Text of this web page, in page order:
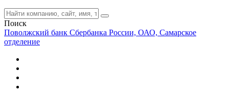
Поиск
Поволжский банк Сбербанка России, ОАО, Самарское
отделение